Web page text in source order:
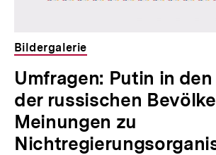
Bildergalerie
Umfragen: Putin in
der russischen
Meinungen zu